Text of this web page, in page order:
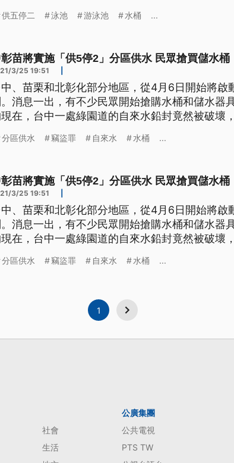
眾是每天都固定到游泳池來運動，不過因為節水
供五停二 泳池 游泳池 水桶 ...
苗將實施「供5停2」分區供水 民眾搶買儲水桶
3/25 19:51
、苗栗和北彰化部分地區，從4月6日開始將啟
消息一出，有不少民眾開始搶購水桶和儲水器
在，台中一處綠園道的自來水鉛封竟然被破壞
民眾，目標都是架上的儲水桶。民眾說：「找兩
分區供水 竊盜罪 自來水 水桶 ...
苗將實施「供5停2」分區供水 民眾搶買儲水桶
3/25 19:51
、苗栗和北彰化部分地區，從4月6日開始將啟
消息一出，有不少民眾開始搶購水桶和儲水器
在，台中一處綠園道的自來水鉛封竟然被破壞
民眾，目標都是架上的儲水桶。民眾說：「找兩
分區供水 竊盜罪 自來水 水桶 ...
1
社會
生活
公廣集團
公共電視
PTS TW